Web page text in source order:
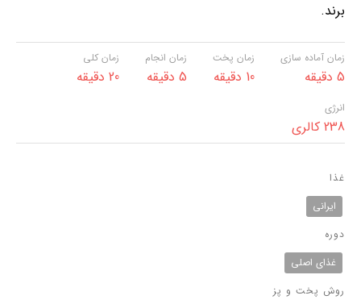
برند.
زمان آماده سازی
5 دقیقه
زمان پخت
10 دقیقه
زمان انجام
5 دقیقه
زمان کلی
20 دقیقه
انرژی
238 کالری
غذا
ایرانی
دوره
غذای اصلی
روش پخت و پز